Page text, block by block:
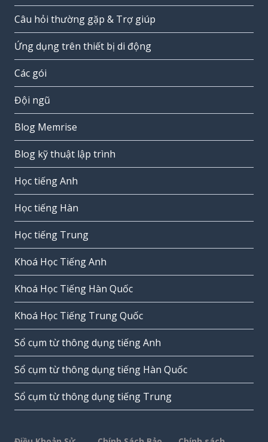
Câu hỏi thường gặp & Trợ giúp
Ứng dụng trên thiết bị di động
Các gói
Đội ngũ
Blog Memrise
Blog kỹ thuật lập trình
Học tiếng Anh
Học tiếng Hàn
Học tiếng Trung
Khoá Học Tiếng Anh
Khoá Học Tiếng Hàn Quốc
Khoá Học Tiếng Trung Quốc
Sổ cụm từ thông dụng tiếng Anh
Sổ cụm từ thông dụng tiếng Hàn Quốc
Sổ cụm từ thông dụng tiếng Trung